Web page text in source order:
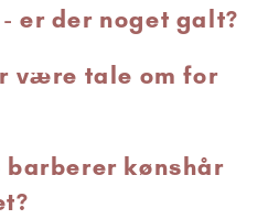
er der noget galt?
være tale om for
barberer kønshår